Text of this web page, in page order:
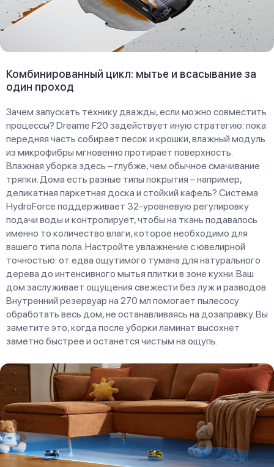
Комбинированный цикл: мытье и всасывание за
один проход
Зачем запускать технику дважды, если можно совместить
процессы? Dreame F20 задействует иную стратегию: пока
передняя часть собирает песок и крошки, влажный модуль
из микрофибры мгновенно протирает поверхность.
Влажная уборка здесь – глубже, чем обычное смачивание
тряпки. Дома есть разные типы покрытия – например,
деликатная паркетная доска и стойкий кафель? Система
HydroForce поддерживает 32-уровневую регулировку
подачи воды и контролирует, чтобы на ткань подавалось
именно то количество влаги, которое необходимо для
вашего типа пола. Настройте увлажнение с ювелирной
точностью: от едва ощутимого тумана для натурального
дерева до интенсивного мытья плитки в зоне кухни. Ваш
дом заслуживает ощущения свежести без луж и разводов.
Внутренний резервуар на 270 мл помогает пылесосу
обработать весь дом, не останавливаясь на дозаправку. Вы
заметите это, когда после уборки ламинат высохнет
заметно быстрее и останется чистым на ощупь.